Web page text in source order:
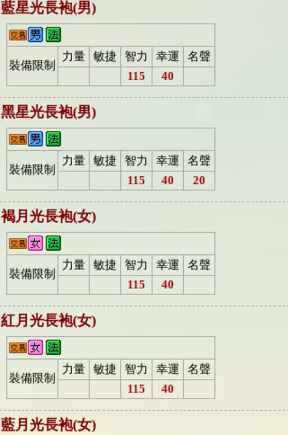
藍星光長袍(男)
裝備限制
力量 敏捷 智力 幸運
名聲
115
40
黑星光長袍(男)
裝備限制
力量 敏捷 智力 幸運
名聲
115
40 20
褐月光長袍(女)
裝備限制
力量 敏捷 智力 幸運
名聲
115
40
紅月光長袍(女)
裝備限制
力量 敏捷 智力 幸運
名聲
115
40
藍月光長袍(女)